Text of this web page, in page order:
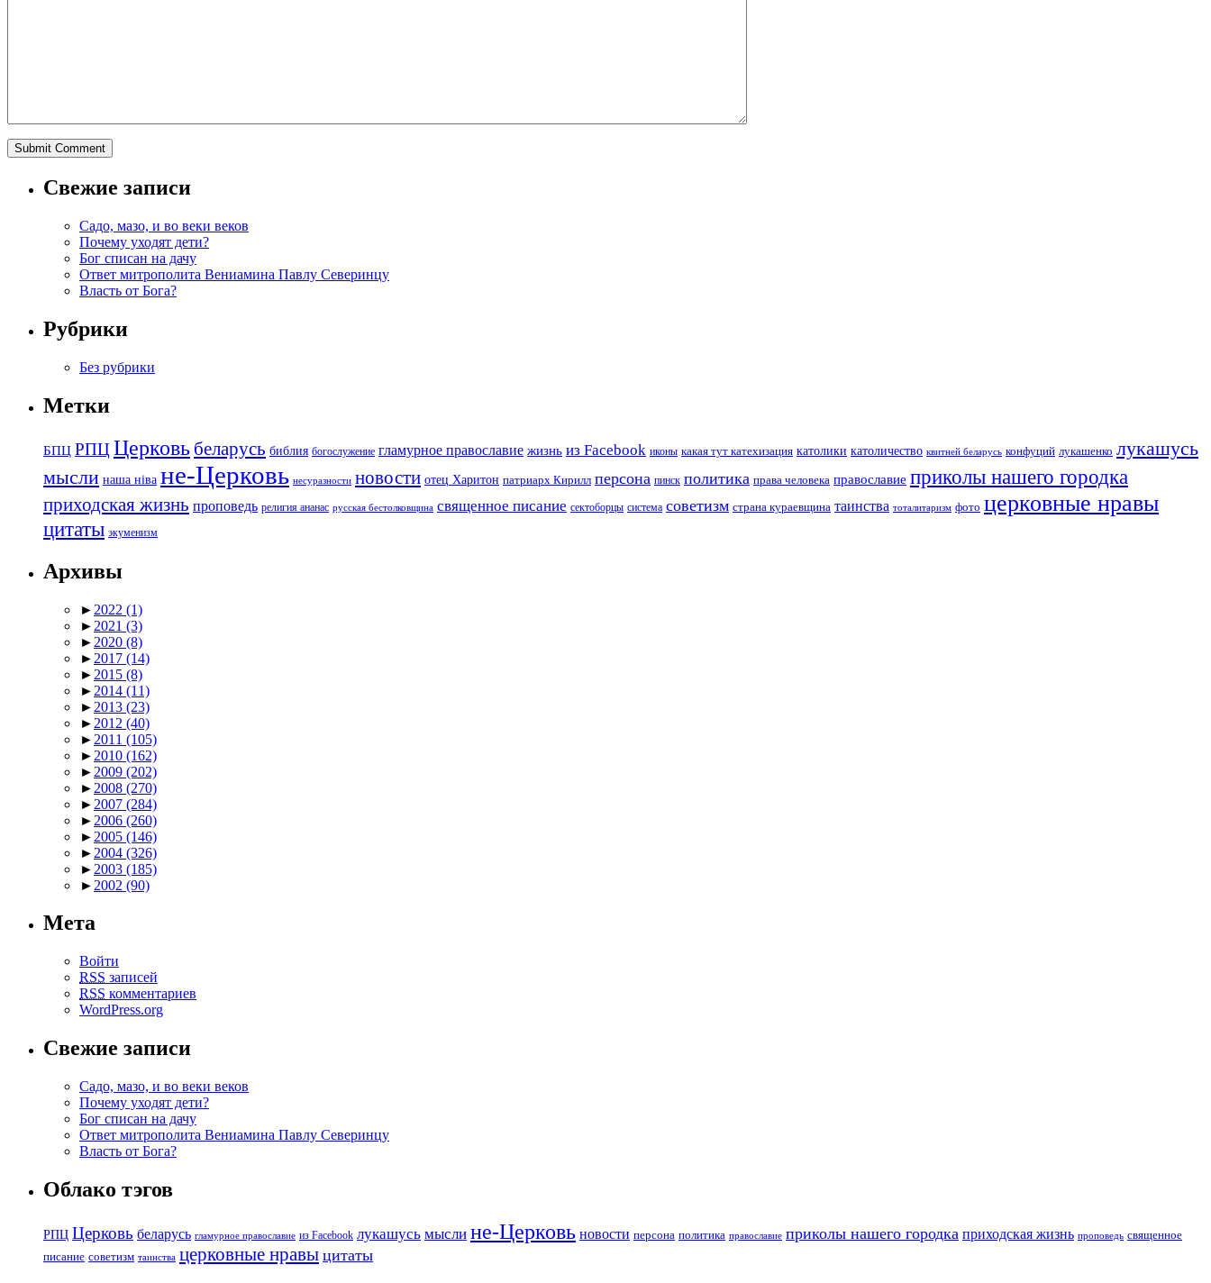
Свежие записи
Садо, мазо, и во веки веков
Почему уходят дети?
Бог списан на дачу
Ответ митрополита Вениамина Павлу Северинцу
Власть от Бога?
Рубрики
Без рубрики
Метки
БПЦ РПЦ Церковь беларусь библия богослужение гламурное православие жизнь из Facebook иконы какая тут катехизация католики католичество квитней беларусь конфуций лукашенко лукашусь
мысли наша ніва не-Церковь несуразности новости отец Харитон патриарх Кирилл персона пинск политика права человека православие приколы нашего городка
приходская жизнь проповедь религия ананас русская бестолковщина священное писание сектоборцы система советизм страна кураевщина таинства тоталитаризм фото церковные нравы
цитаты экуменизм
Архивы
► 2022 (1)
► 2021 (3)
► 2020 (8)
► 2017 (14)
► 2015 (8)
► 2014 (11)
► 2013 (23)
► 2012 (40)
► 2011 (105)
► 2010 (162)
► 2009 (202)
► 2008 (270)
► 2007 (284)
► 2006 (260)
► 2005 (146)
► 2004 (326)
► 2003 (185)
► 2002 (90)
Мета
Войти
RSS записей
RSS комментариев
WordPress.org
Свежие записи
Садо, мазо, и во веки веков
Почему уходят дети?
Бог списан на дачу
Ответ митрополита Вениамина Павлу Северинцу
Власть от Бога?
Облако тэгов
РПЦ Церковь беларусь гламурное православие из Facebook лукашусь мысли не-Церковь новости персона политика православие приколы нашего городка приходская жизнь проповедь священное
писание советизм таинства церковные нравы цитаты